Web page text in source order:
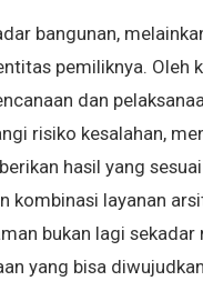
bangunan,
pemiliknya. Oleh
dan
risiko kesalahan,
hasil yang
kombinasi layanan
bukan lagi sekadar
yang bisa